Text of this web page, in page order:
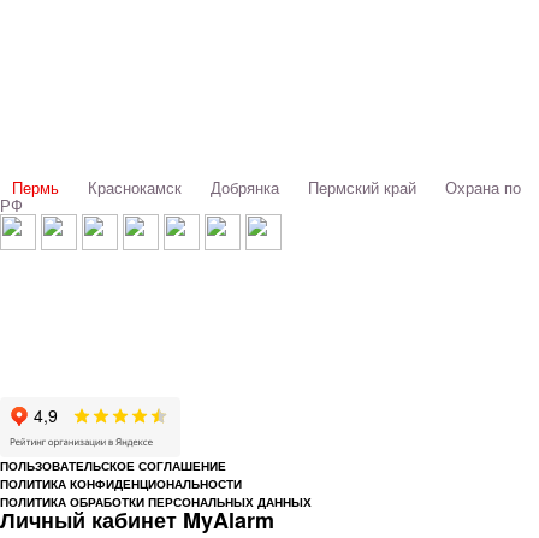
Пермь Краснокамск Добрянка Пермский край Охрана по
РФ
ПОЛЬЗОВАТЕЛЬСКОЕ СОГЛАШЕНИЕ
ПОЛИТИКА КОНФИДЕНЦИОНАЛЬНОСТИ
ПОЛИТИКА ОБРАБОТКИ ПЕРСОНАЛЬНЫХ ДАННЫХ
Личный кабинет MyAlarm